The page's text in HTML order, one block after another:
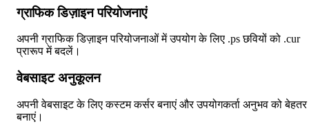
ग्राफिक डिज़ाइन परियोजनाएं
अपनी ग्राफिक डिज़ाइन परियोजनाओं में उपयोग के लिए .ps छवियों को .cur
प्रारूप में बदलें।
वेबसाइट अनुकूलन
अपनी वेबसाइट के लिए कस्टम कर्सर बनाएं और उपयोगकर्ता अनुभव को बेहतर
बनाएं।